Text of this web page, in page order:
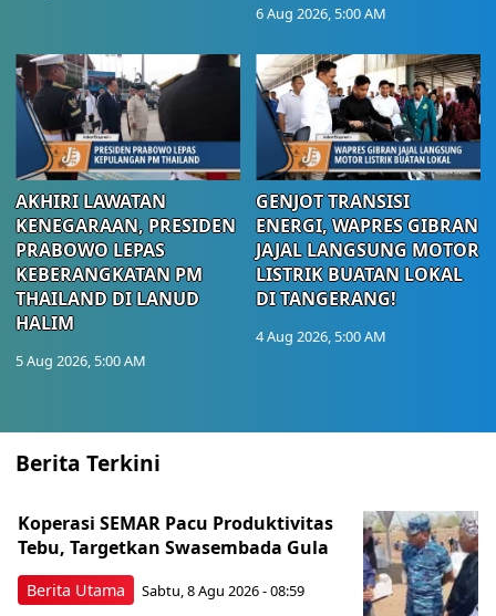
6 Aug 2026, 5:00 AM
AKHIRI LAWATAN
KENEGARAAN, PRESIDEN
PRABOWO LEPAS
KEBERANGKATAN PM
THAILAND DI LANUD
HALIM
5 Aug 2026, 5:00 AM
GENJOT TRANSISI
ENERGI, WAPRES GIBRAN
JAJAL LANGSUNG MOTOR
LISTRIK BUATAN LOKAL
DI TANGERANG!
4 Aug 2026, 5:00 AM
Berita Terkini
Berita Utama
Koperasi SEMAR Pacu Produktivitas
Tebu, Targetkan Swasembada Gula
Sabtu, 8 Agu 2026 - 08:59